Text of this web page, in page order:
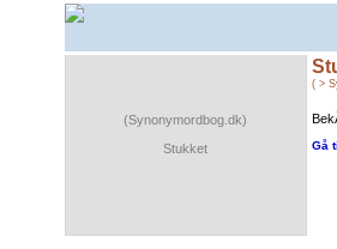
(Synonymordbog.dk)
Stukket
( >
Gå